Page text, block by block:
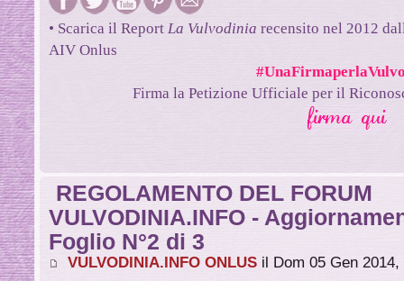
• Scarica il Report La Vulvodinia recensito nel 2012
AIV Onlus
Firma la Petizione Ufficiale per il
REGOLAMENTO DEL FORUM
VULVODINIA.INFO -
Foglio N°2 di 3
VULVODINIA.INFO ONLUS il Dom 05 Gen 2014,